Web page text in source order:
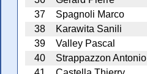
37
Spagnoli Marco
38
Karawita Sanili
39
Valley Pascal
40
Strappazzon Antonio